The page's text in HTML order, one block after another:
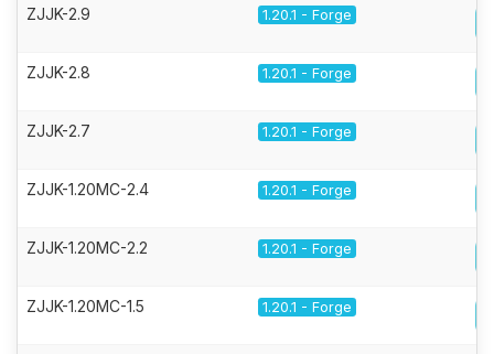
ZJJK-2.9 1.20.1 - Forge
ZJJK-2.8 1.20.1 - Forge
ZJJK-2.7 1.20.1 - Forge
ZJJK-1.20MC-2.4 1.20.1 - Forge
ZJJK-1.20MC-2.2 1.20.1 - Forge
ZJJK-1.20MC-1.5 1.20.1 - Forge